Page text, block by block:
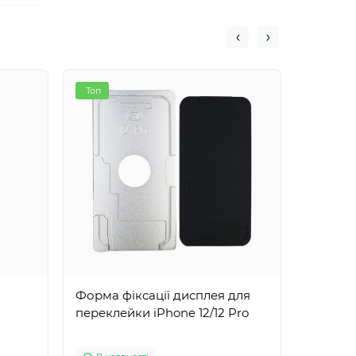
Топ
Форма фіксації дисплея для
переклейки iPhone 12/12 Pro